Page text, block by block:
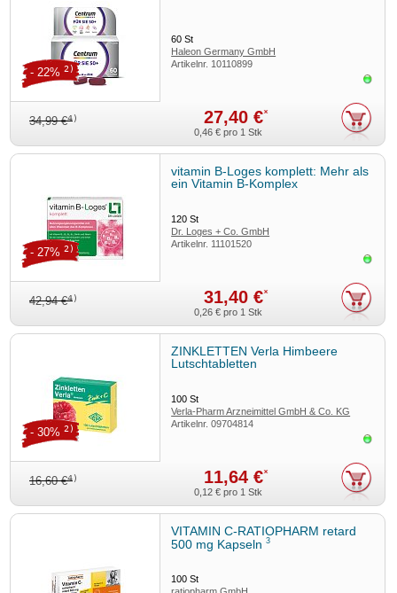
60St
Haleon Germany GmbH
Artikelnr. 10110899
34,99 €4) 27,40 €*
- 22% 2)
0,46 € pro 1 Stk
vitamin B-Loges komplett: Mehr als
ein Vitamin B-Komplex
120St
Dr. Loges + Co. GmbH
Artikelnr. 11101520
42,94 €4) 31,40 €*
- 27% 2)
0,26 € pro 1 Stk
ZINKLETTEN Verla Himbeere
Lutschtabletten
100St
Verla-Pharm Arzneimittel GmbH & Co. KG
Artikelnr.09704814
16,60 €4) 11,64 €*
- 30% 2)
0,12 € pro 1 Stk
VITAMIN C-RATIOPHARM retard
500 mg Kapseln3
100St